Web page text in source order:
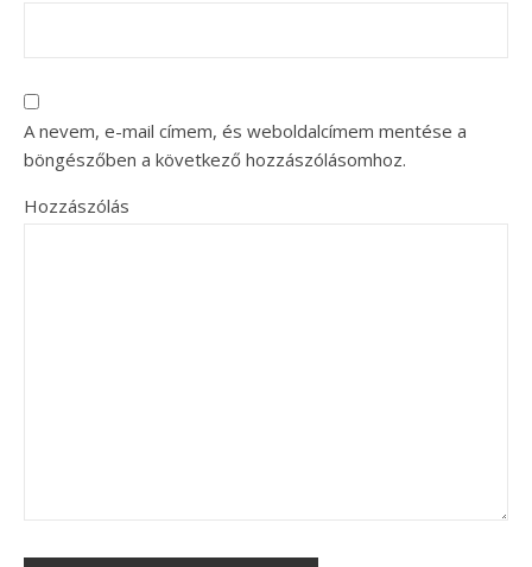
A nevem, e-mail címem, és weboldalcímem mentése a
böngészőben a következő hozzászólásomhoz.
Hozzászólás